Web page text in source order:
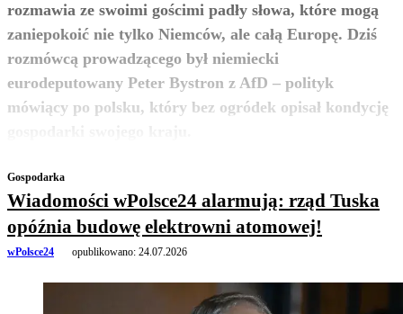
rozmawia ze swoimi gościmi padły słowa, które mogą
zaniepokoić nie tylko Niemców, ale całą Europę. Dziś
rozmówcą prowadzącego był niemiecki
eurodeputowany Peter Bystron z AfD – polityk
mówiący po polsku, który bez ogródek opisał kondycję
zobacz więcej
Gospodarka
Wiadomości wPolsce24 alarmują: rząd Tuska
opóźnia budowę elektrowni atomowej!
wPolsce24 opublikowano: 24.07.2026